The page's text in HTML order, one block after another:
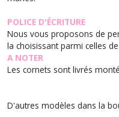
POLICE D'ÉCRITURE
Nous vous proposons de
la choisissant parmi celles
A NOTER
Les cornets sont livrés
D'autres modèles dans la